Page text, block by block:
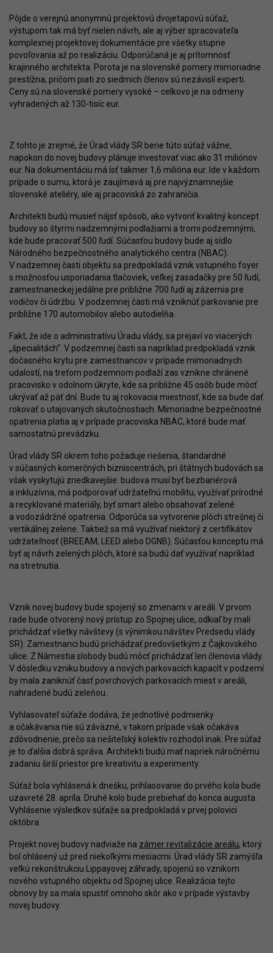
Pôjde o verejnú anonymnú projektovú dvojetapovú súťaž,
výstupom tak má byť nielen návrh, ale aj výber spracovateľa
komplexnej projektovej dokumentácie pre všetky stupne
povoľovania až po realizáciu. Odporúčaná je aj prítomnosť
krajinného architekta. Porota je na slovenské pomery mimoriadne
prestížna, pričom piati zo siedmich členov sú nezávislí experti.
Ceny sú na slovenské pomery vysoké – celkovo je na odmeny
vyhradených až 130-tisíc eur.
Z tohto je zrejmé, že Úrad vlády SR berie túto súťaž vážne,
napokon do novej budovy plánuje investovať viac ako 31 miliónov
eur. Na dokumentáciu má ísť takmer 1,6 milióna eur. Ide v každom
prípade o sumu, ktorá je zaujímavá aj pre najvýznamnejšie
slovenské ateliéry, ale aj pracoviská zo zahraničia.
Architekti budú musieť nájsť spôsob, ako vytvoriť kvalitný koncept
budovy so štyrmi nadzemnými podlažiami a tromi podzemnými,
kde bude pracovať 500 ľudí. Súčasťou budovy bude aj sídlo
Národného bezpečnostného analytického centra (NBAC).
V nadzemnej časti objektu sa predpokladá vznik vstupného foyer
s možnosťou usporiadania tlačoviek, veľkej zasadačky pre 50 ľudí,
zamestnaneckej jedálne pre približne 700 ľudí aj zázemia pre
vodičov či údržbu. V podzemnej časti má vzniknúť parkovanie pre
približne 170 automobilov alebo autodielňa.
Fakt, že ide o administratívu Úradu vlády, sa prejaví vo viacerých
„špecialitách“. V podzemnej časti sa napríklad predpokladá vznik
dočasného krytu pre zamestnancov v prípade mimoriadnych
udalostí, na treťom podzemnom podlaží zas vznikne chránené
pracovisko v odolnom úkryte, kde sa približne 45 osôb bude môcť
ukrývať až päť dní. Bude tu aj rokovacia miestnosť, kde sa bude dať
rokovať o utajovaných skutočnostiach. Mimoriadne bezpečnostné
opatrenia platia aj v prípade pracoviska NBAC, ktoré bude mať
samostatnú prevádzku.
Úrad vlády SR okrem toho požaduje riešenia, štandardné
v súčasných komerčných bizniscentrách, pri štátnych budovách sa
však vyskytujú zriedkavejšie: budova musí byť bezbariérová
a inkluzívna, má podporovať udržateľnú mobilitu, využívať prírodné
a recyklované materiály, byť smart alebo obsahovať zelené
a vodozádržné opatrenia. Odporúča sa vytvorenie plôch strešnej či
vertikálnej zelene. Taktiež sa má využívať niektorý z certifikátov
udržateľnosť (BREEAM, LEED alebo DGNB). Súčasťou konceptu má
byť aj návrh zelených plôch, ktoré sa budú dať využívať napríklad
na stretnutia.
Vznik novej budovy bude spojený so zmenami v areáli. V prvom
rade bude otvorený nový prístup zo Spojnej ulice, odkiaľ by mali
prichádzať všetky návštevy (s výnimkou návštev Predsedu vlády
SR). Zamestnanci budú prichádzať predovšetkým z Čajkovského
ulice. Z Námestia slobody budú môcť prichádzať len členovia vlády.
V dôsledku vzniku budovy a nových parkovacích kapacít v podzemí
by mala zaniknúť časť povrchových parkovacích miest v areáli,
nahradené budú zeleňou.
Vyhlasovateľ súťaže dodáva, že jednotlivé podmienky
a očakávania nie sú záväzné, v takom prípade však očakáva
zdôvodnenie, prečo sa riešiteľský kolektív rozhodol inak. Pre súťaž
je to ďalšia dobrá správa. Architekti budú mať napriek náročnému
zadaniu širší priestor pre kreativitu a experimenty.
Súťaž bola vyhlásená k dnešku, prihlasovanie do prvého kola bude
uzavreté 28. apríla. Druhé kolo bude prebiehať do konca augusta.
Vyhlásenie výsledkov súťaže sa predpokladá v prvej polovici
októbra.
Projekt novej budovy nadviaže na zámer revitalizácie areálu, ktorý
bol ohlásený už pred niekoľkými mesiacmi. Úrad vlády SR zamýšľa
veľkú rekonštrukciu Lippayovej záhrady, spojenú so vznikom
nového vstupného objektu od Spojnej ulice. Realizácia tejto
obnovy by sa mala spustiť omnoho skôr ako v prípade výstavby
novej budovy.